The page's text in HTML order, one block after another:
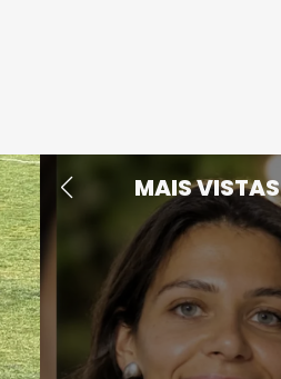
MAIS VISTAS